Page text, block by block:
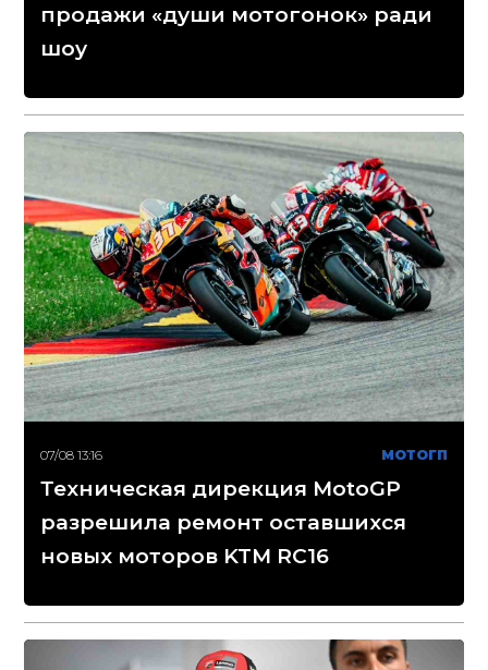
продажи «души мотогонок» ради
шоу
07/08 13:16 МОТОГП
Техническая дирекция MotoGP
разрешила ремонт оставшихся
новых моторов KTM RC16